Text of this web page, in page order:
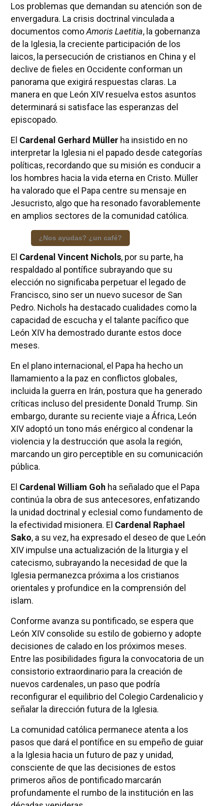
Los problemas que demandan su atención son de
envergadura. La crisis doctrinal vinculada a
documentos comoAmoris Laetitia, la gobernanza
de la Iglesia, la creciente participación de los
laicos, la persecución de cristianos en China y el
declive de fieles en Occidente conforman un
panorama que exigirá respuestas claras. La
manera en que León XIV resuelva estos asuntos
determinará si satisface las esperanzas del
episcopado.
El Cardenal Gerhard Müllerha insistido en no
interpretar la Iglesia ni el papado desde categorías
políticas, recordando que su misión es conducir a
los hombres hacia la vida eterna en Cristo. Müller
ha valorado que el Papa centre su mensaje en
Jesucristo, algo que ha resonado favorablemente
en amplios sectores de la comunidad católica.
¿Nos ayudas? ¿un café?
El Cardenal Vincent Nichols, por su parte, ha
respaldado al pontífice subrayando que su
elección no significaba perpetuar el legado de
Francisco, sino ser un nuevo sucesor de San
Pedro. Nichols ha destacado cualidades como la
capacidad de escucha y el talante pacífico que
León XIV ha demostrado durante estos doce
meses.
En el plano internacional, el Papa ha hecho un
llamamiento a la paz en conflictos globales,
incluida la guerra en Irán, postura que ha generado
críticas incluso del presidente Donald Trump. Sin
embargo, durante su reciente viaje a África, León
XIV adoptó un tono más enérgico al condenar la
violencia y la destrucción que asola la región,
marcando un giro perceptible en su comunicación
pública.
El Cardenal William Goh ha señalado que el Papa
continúa la obra de sus antecesores, enfatizando
la unidad doctrinal y eclesial como fundamento de
la efectividad misionera. El Cardenal Raphael
Sako, a su vez, ha expresado el deseo de que León
XIV impulse una actualización de la liturgia y el
catecismo, subrayando la necesidad de que la
Iglesia permanezca próxima a los cristianos
orientales y profundice en la comprensión del
islam.
Conforme avanza su pontificado, se espera que
León XIV consolide su estilo de gobierno y adopte
decisiones de calado en los próximos meses.
Entre las posibilidades figura la convocatoria de un
consistorio extraordinario para la creación de
nuevos cardenales, un paso que podría
reconfigurar el equilibrio del Colegio Cardenalicio y
señalar la dirección futura de la Iglesia.
La comunidad católica permanece atenta a los
pasos que dará el pontífice en su empeño de guiar
a la Iglesia hacia un futuro de paz y unidad,
consciente de que las decisiones de estos
primeros años de pontificado marcarán
profundamente el rumbo de la institución en las